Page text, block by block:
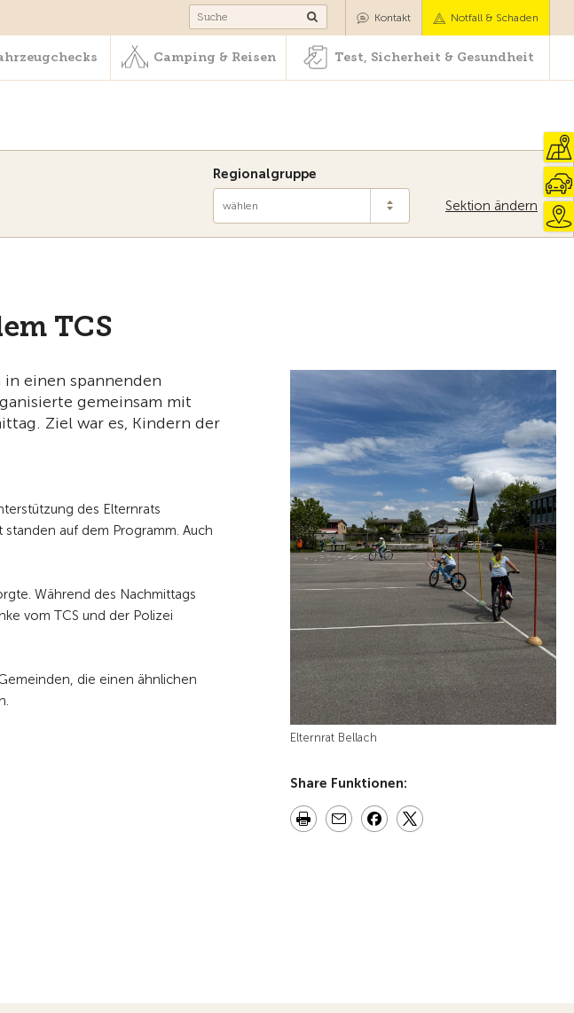
Camping & Reisen Test, Sicherheit & Gesundheit
Kontakt Notfall & Schaden
Camping & Reisen Test, Sicherheit & Gesundheit
Sektion ändern
Regionalgruppe
wählen
TCS
einen spannenden
gemeinsam mit
Ziel war es, Kindern der
des Elternrats
auf dem Programm. Auch
Während des Nachmittags
vom TCS und der Polizei
die einen ähnlichen
Elternrat Bellach
Share Funktionen: